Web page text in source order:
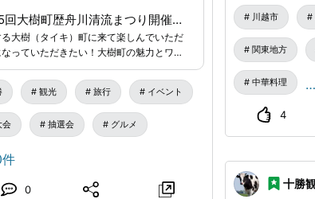
川越市
関東地方
中華料理
4
なわれます😍 夜は、夏の風
火大会」や、迫力満点の「ペルプネ
ろが満載✨✨ 高さ20m以上の柱たい
に倒れれば五穀豊穣、海側に倒れれ
る行事は、お祭りの見どころとなっ
にぜひ立ち会ってみてください🎶
ニアウィンドアンサンブル
超宇宙刑事ギャバンインフィニテ
） ★13:30～：陸上自衛隊第5音楽
シンガーソングライター万里慧ライ
【8/2(日)】第35回大樹町歴舟川清流まつり開催のお知らせ
大樹（タイキ）町に来て楽しんでいただ
っていただきたい！大樹町の魅力とワク
サイトです！
観光 旅行 イベント
会 抽選会 グルメ
0 十勝